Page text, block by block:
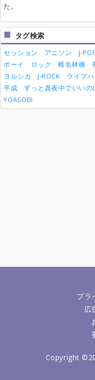
た。
タグ検索
セッション アニソン J-
ボーイ
ロック 椎名林檎
ヨルシカ
J-ROCK ライブ
平成
ずっと真夜中でいいの
YOASOBI
プラ
広
Copyright